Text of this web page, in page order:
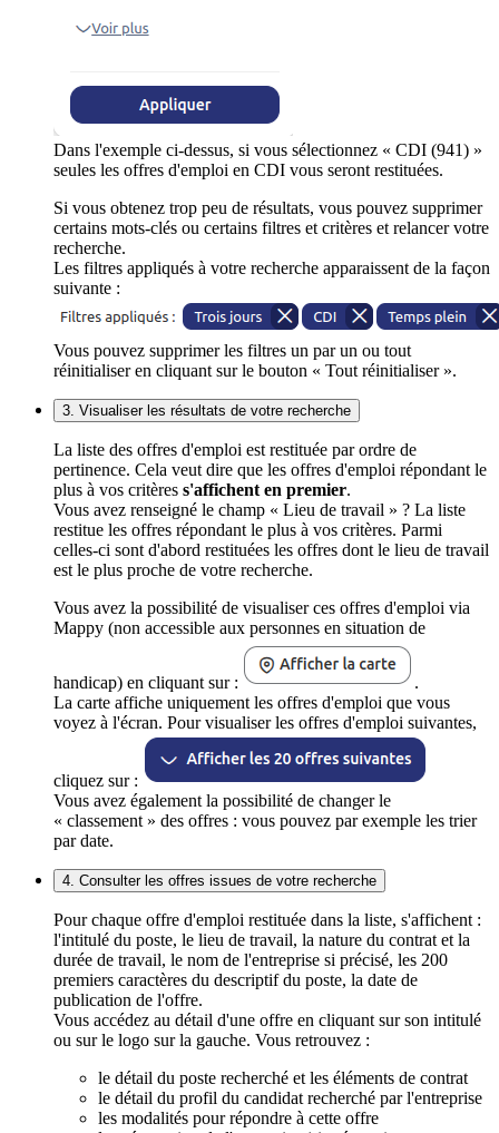
Dans l'exemple ci-dessus, si vous sélectionnez « CDI (941) »
seules les offres d'emploi en CDI vous seront restituées.
Si vous obtenez trop peu de résultats, vous pouvez supprimer
certains mots-clés ou certains filtres et critères et relancer votre
recherche.
Les filtres appliqués à votre recherche apparaissent de la façon
suivante :
Vous pouvez supprimer les filtres un par un ou tout
réinitialiser en cliquant sur le bouton « Tout réinitialiser ».
3. Visualiser les résultats de votre recherche
La liste des offres d'emploi est restituée par ordre de
pertinence. Cela veut dire que les offres d'emploi répondant le
plus à vos critères s'affichent en premier.
Vous avez renseigné le champ « Lieu de travail » ? La liste
restitue les offres répondant le plus à vos critères. Parmi
celles-ci sont d'abord restituées les offres dont le lieu de travail
est le plus proche de votre recherche.
Vous avez la possibilité de visualiser ces offres d'emploi via
Mappy (non accessible aux personnes en situation de
handicap) en cliquant sur :
.
La carte affiche uniquement les offres d'emploi que vous
voyez à l'écran. Pour visualiser les offres d'emploi suivantes,
cliquez sur :
Vous avez également la possibilité de changer le
« classement » des offres : vous pouvez par exemple les trier
par date.
4. Consulter les offres issues de votre recherche
Pour chaque offre d'emploi restituée dans la liste, s'affichent :
l'intitulé du poste, le lieu de travail, la nature du contrat et la
durée de travail, le nom de l'entreprise si précisé, les 200
premiers caractères du descriptif du poste, la date de
publication de l'offre.
Vous accédez au détail d'une offre en cliquant sur son intitulé
ou sur le logo sur la gauche. Vous retrouvez :
le détail du poste recherché et les éléments de contrat
le détail du profil du candidat recherché par l'entreprise
les modalités pour répondre à cette offre